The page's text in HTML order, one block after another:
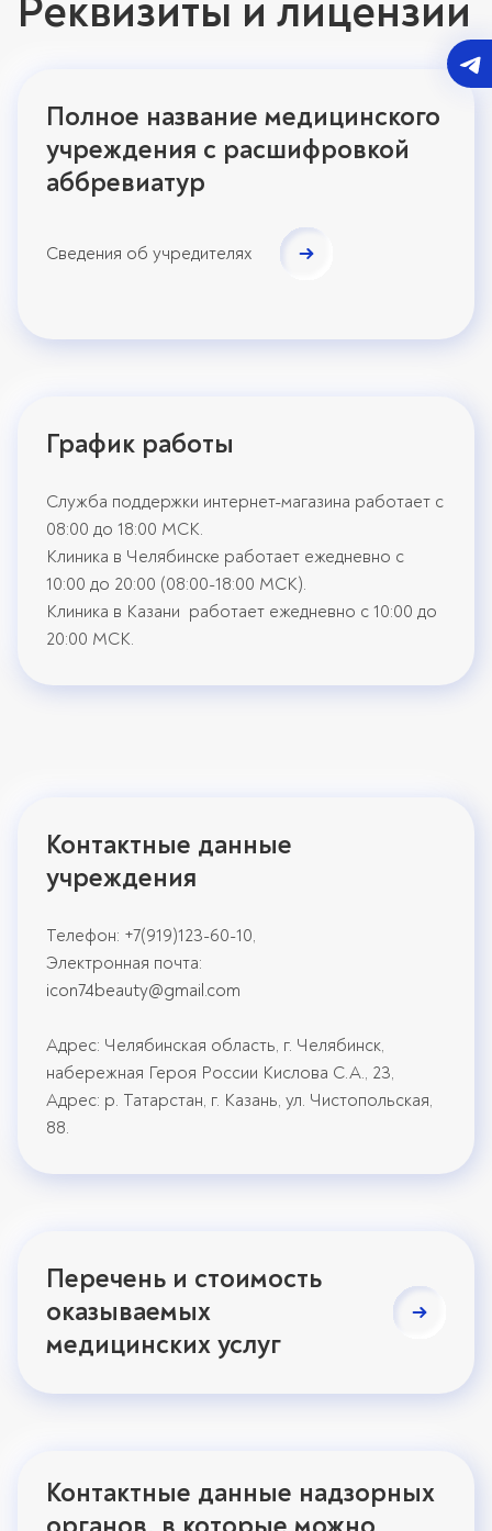
Реквизиты и лицензии
Полное название медицинского
учреждения с расшифровкой
аббревиатур
Сведения об учредителях
График работы
Служба поддержки интернет-магазина работает с
08:00 до 18:00 МСК.
Клиника в Челябинске работает ежедневно с
10:00 до 20:00 (08:00-18:00 МСК).
Клиника в Казани работает ежедневно с 10:00 до
20:00 МСК.
Контактные данные
учреждения
Телефон: +7(919)123-60-10,
Электронная почта:
icon74beauty@gmail.com
Адрес: Челябинская область, г. Челябинск,
набережная Героя России Кислова С.А., 23,
Адрес: р. Татарстан, г. Казань, ул. Чистопольская,
88.
Перечень и стоимость
оказываемых
медицинских услуг
Контактные данные надзорных